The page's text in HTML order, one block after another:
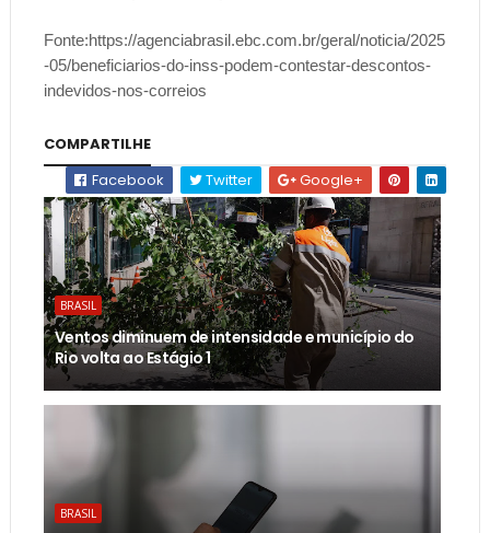
Fonte:https://agenciabrasil.ebc.com.br/geral/noticia/2025
-05/beneficiarios-do-inss-podem-contestar-descontos-
indevidos-nos-correios
COMPARTILHE
Facebook
Twitter Google+
BRASIL
Ventos diminuem de intensidade e município do
Rio volta ao Estágio 1
BRASIL